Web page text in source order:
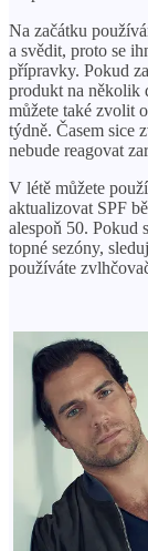
Na začátku
a svědit, proto se
přípravky. Pokud
produkt na několik
můžete také zvolit
týdně. Časem sice
nebude reagovat
V létě můžete
aktualizovat SPF
alespoň 50. Pokud
topné sezóny,
používáte